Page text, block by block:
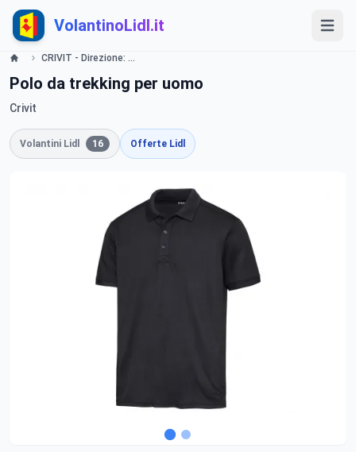
VolantinoLidl.it
CRIVIT - Direzione: Nuove avventure Offerte valide da giovedì 27 giugno 2019 Lidl
Polo da trekking per uomo
Crivit
Volantini Lidl 16 Offerte Lidl